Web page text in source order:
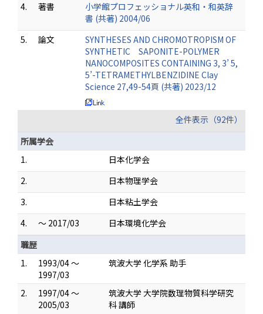
4.
著書
小学館プロフェッショナル英和・和英辞
書 (共著) 2004/06
5.
論文
SYNTHESES AND CHROMOTROPISM OF
SYNTHETIC SAPONITE-POLYMER
NANOCOMPOSITES CONTAINING 3, 3’ 5,
5’-TETRAMETHYLBENZIDINE Clay
Science 27,49-54頁 (共著) 2023/12
全件表示（92件）
所属学会
1.
日本化学会
2.
日本物理学会
3.
日本粘土学会
4.
～ 2017/03
日本環境化学会
職歴
1.
1993/04 ～
1997/03
筑波大学 化学系 助手
2.
1997/04 ～
2005/03
筑波大学 大学院数理物質科学研究
科 講師